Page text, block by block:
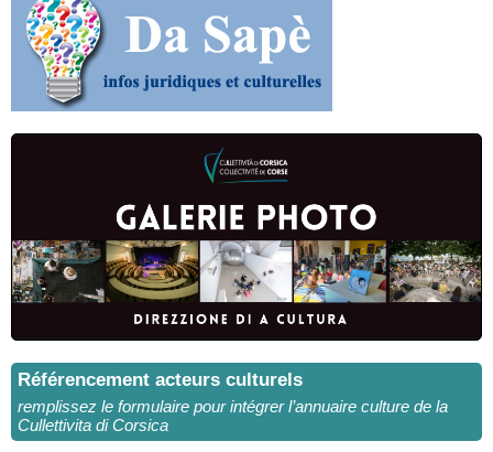
Référencement acteurs culturels
remplissez le formulaire pour intégrer l’annuaire culture de la
Cullettivita di Corsica